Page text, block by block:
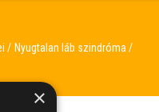
Nyugtalan láb szindróma
×